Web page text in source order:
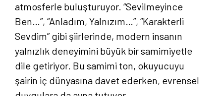
atmosferle buluşturuyor. “Sevilmeyince
Ben…”, “Anladım, Yalnızım…”, “Karakterli
Sevdim” gibi şiirlerinde, modern insanın
yalnızlık deneyimini büyük bir samimiyetle
dile getiriyor. Bu samimi ton, okuyucuyu
şairin iç dünyasına davet ederken, evrensel